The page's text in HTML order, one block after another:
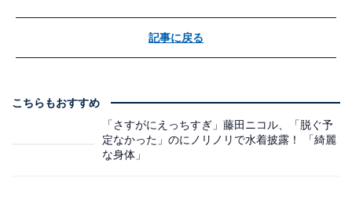
記事に戻る
こちらもおすすめ
「さすがにえっちすぎ」藤田ニコル、「脱ぐ予
定なかった」のにノリノリで水着披露！ 「綺麗
な身体」